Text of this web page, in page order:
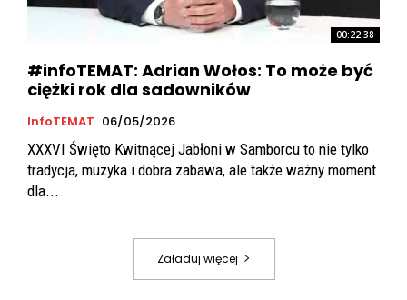
00:22:38
#infoTEMAT: Adrian Wołos: To może być
ciężki rok dla sadowników
InfoTEMAT 06/05/2026
XXXVI Święto Kwitnącej Jabłoni w Samborcu to nie tylko
tradycja, muzyka i dobra zabawa, ale także ważny moment
dla...
Załaduj więcej